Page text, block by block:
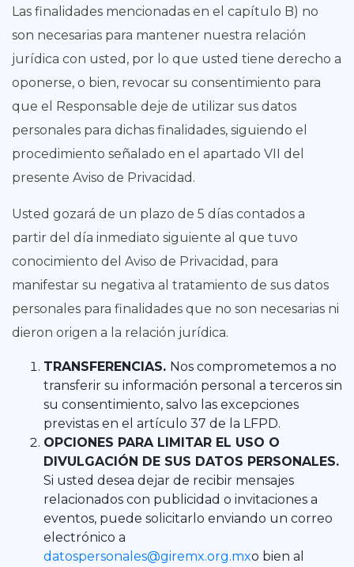
Las finalidades mencionadas en el capítulo B) no
son necesarias para mantener nuestra relación
jurídica con usted, por lo que usted tiene derecho a
oponerse, o bien, revocar su consentimiento para
que el Responsable deje de utilizar sus datos
personales para dichas finalidades, siguiendo el
procedimiento señalado en el apartado VII del
presente Aviso de Privacidad.
Usted gozará de un plazo de 5 días contados a
partir del día inmediato siguiente al que tuvo
conocimiento del Aviso de Privacidad, para
manifestar su negativa al tratamiento de sus datos
personales para finalidades que no son necesarias ni
dieron origen a la relación jurídica.
TRANSFERENCIAS. Nos comprometemos a no
transferir su información personal a terceros sin
su consentimiento, salvo las excepciones
previstas en el artículo 37 de la LFPD.
OPCIONES PARA LIMITAR EL USO O
DIVULGACIÓN DE SUS DATOS PERSONALES.
Si usted desea dejar de recibir mensajes
relacionados con publicidad o invitaciones a
eventos, puede solicitarlo enviando un correo
electrónico a
datospersonales@giremx.org.mxo bien al